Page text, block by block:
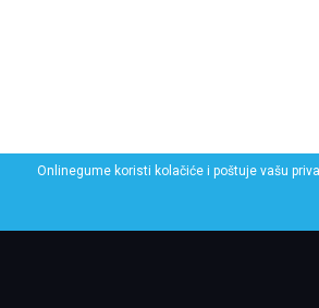
Onlinegume koristi kolačiće i poštuje vašu